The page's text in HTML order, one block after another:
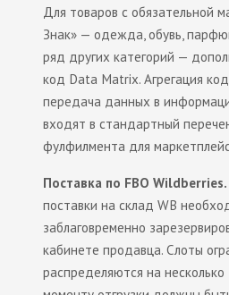
Для товаров с обязательной
Знак» — одежда, обувь,
ряд других категорий —
код Data Matrix. Агрегация
передача данных в
входят в стандартный
фулфилмента для
Поставка по FBO Wildberries.
поставки на склад WB
заблаговременно
кабинете продавца. Слоты
распределяются на